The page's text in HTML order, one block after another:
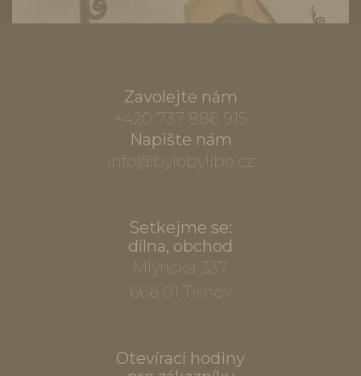
Zavolejte nám
+420 737 886 915
Napište nám
info@bylobylibo.cz
Setkejme se:
dílna, obchod
Mlýnská 337
666 01 Tišnov
Otevírací hodiny